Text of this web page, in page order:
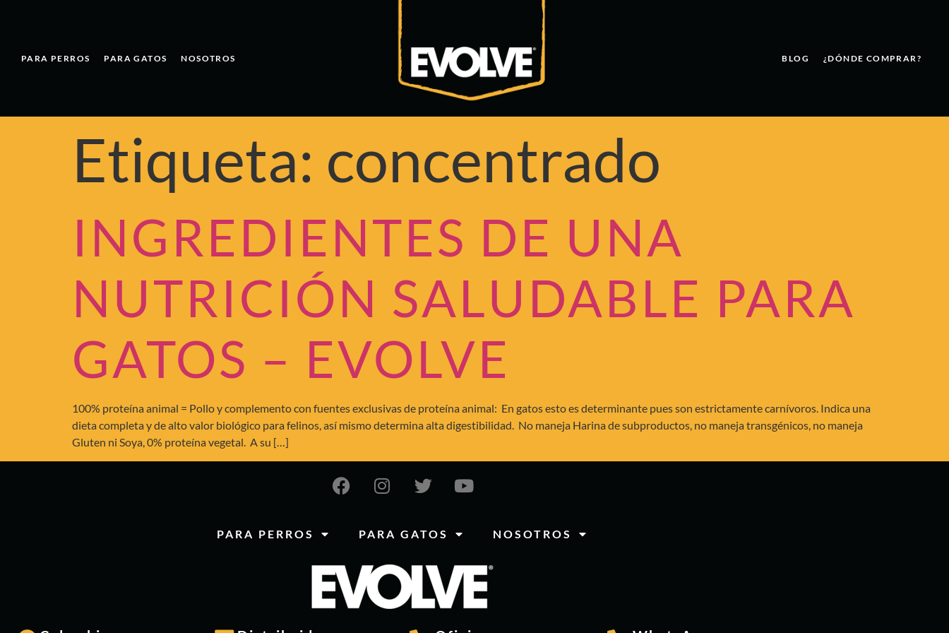
PARA PERROS PARA GATOS NOSOTROS BLOG ¿DÓNDE COMPRAR?
Etiqueta: concentrado
INGREDIENTES DE UNA
NUTRICIÓN SALUDABLE PARA
GATOS – EVOLVE
100% proteína animal = Pollo y complemento con fuentes exclusivas de proteína animal: En gatos esto es determinante pues son estrictamente carnívoros. Indica una
dieta completa y de alto valor biológico para felinos, así mismo determina alta digestibilidad. No maneja Harina de subproductos, no maneja transgénicos, no maneja
Gluten ni Soya, 0% proteína vegetal. A su […]
PARA PERROS PARA GATOS NOSOTROS